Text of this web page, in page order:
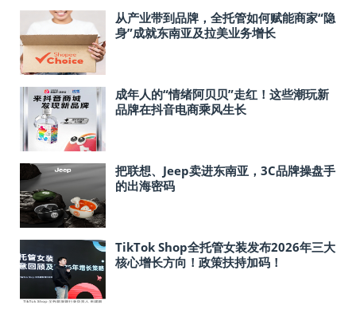
从产业带到品牌，全托管如何赋能商家“隐
身”成就东南亚及拉美业务增长
成年人的“情绪阿贝贝”走红！这些潮玩新
品牌在抖音电商乘风生长
把联想、Jeep卖进东南亚，3C品牌操盘手
的出海密码
TikTok Shop全托管女装发布2026年三大
核心增长方向！政策扶持加码！